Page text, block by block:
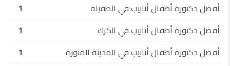
أفضل دكتورة أطفال أنابيب في الطفيلة
1
أفضل دكتورة أطفال أنابيب في الكرك
1
أفضل دكتورة أطفال أنابيب في المدينة المنورة
1